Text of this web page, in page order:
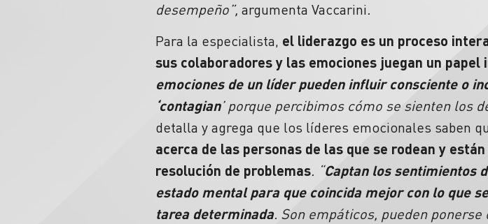
desempeño”, argumenta Vaccarini.
Para la especialista, el liderazgo es un proceso
sus colaboradores y las emociones juegan un
emociones de un líder pueden influir consciente o
‘contagian’ porque percibimos cómo se sienten los
detalla y agrega que los líderes emocionales saben
acerca de las personas de las que se rodean y
resolución de problemas. “Captan los sentimientos
estado mental para que coincida mejor con lo que
tarea determinada. Son empáticos, pueden